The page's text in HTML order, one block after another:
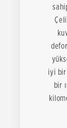
iyi
bir